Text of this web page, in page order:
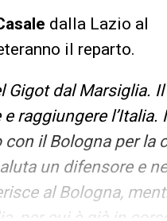
dalla Lazio al
il reparto.
Gigot dal Marsiglia.
raggiungere l’Italia.
il Bologna per la
un difensore e
al Bologna,